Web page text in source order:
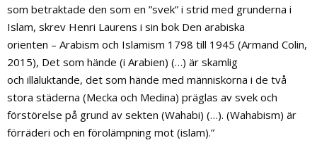
som betraktade den som en ”svek” i strid med grunderna i
Islam, skrev Henri Laurens i sin bok Den arabiska
orienten – Arabism och Islamism 1798 till 1945 (Armand Colin,
2015), Det som hände (i Arabien) (…) är skamlig
och illaluktande, det som hände med människorna i de två
stora städerna (Mecka och Medina) präglas av svek och
förstörelse på grund av sekten (Wahabi) (…). (Wahabism) är
förräderi och en förolämpning mot (islam).”